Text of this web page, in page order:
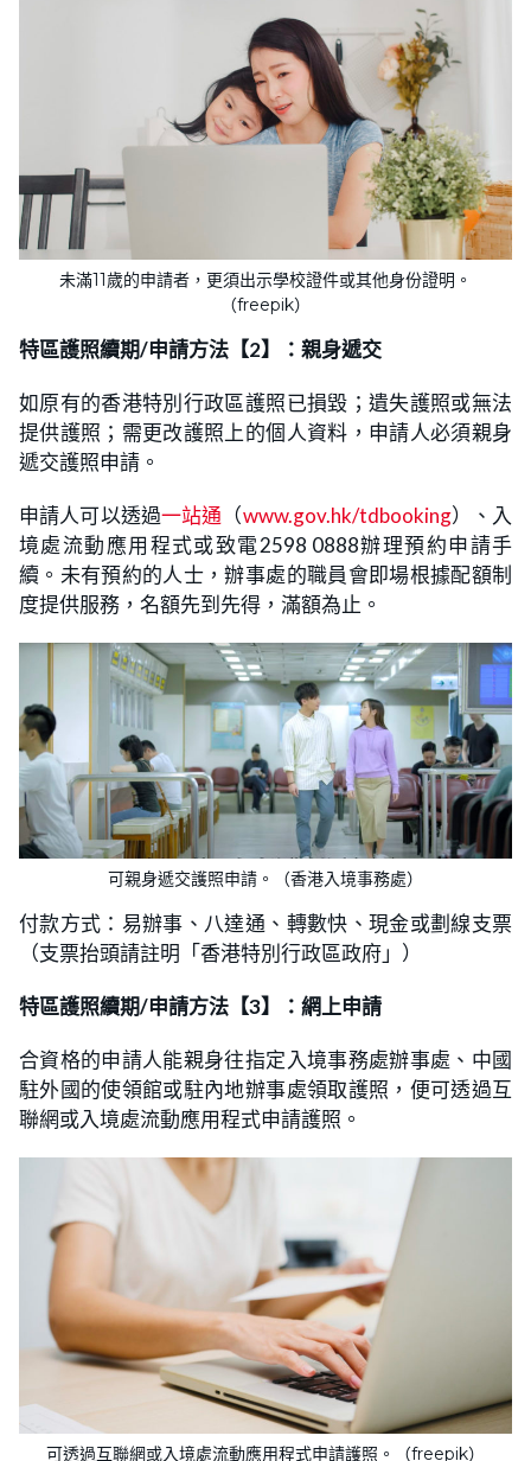
未滿11歲的申請者，更須出示學校證件或其他身份證明。
（freepik）
特區護照續期/申請方法【2】：親身遞交
如原有的香港特別行政區護照已損毀；遺失護照或無法
提供護照；需更改護照上的個人資料，申請人必須親身
遞交護照申請。
申請人可以透過一站通 （www.gov.hk/tdbooking）、入
境處流動應用程式或致電2598 0888辦理預約申請手
續。未有預約的人士，辦事處的職員會即場根據配額制
度提供服務，名額先到先得，滿額為止。
可親身遞交護照申請。（香港入境事務處）
付款方式：易辦事、八達通、轉數快、現金或劃線支票
（支票抬頭請註明「香港特別行政區政府」）
特區護照續期/申請方法【3】：網上申請
合資格的申請人能親身往指定入境事務處辦事處、中國
駐外國的使領館或駐內地辦事處領取護照，便可透過互
聯網或入境處流動應用程式申請護照。
可透過互聯網或入境處流動應用程式申請護照。（freepik）